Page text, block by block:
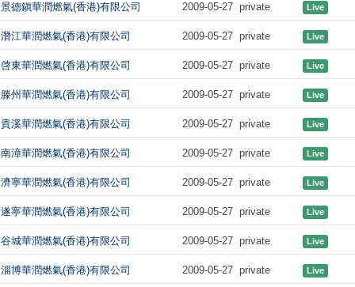
景德鎭華潤燃氣(香港)有限公司 2009-05-27 private Live
潛江華潤燃氣(香港)有限公司 2009-05-27 private Live
啓東華潤燃氣(香港)有限公司 2009-05-27 private Live
滕州華潤燃氣(香港)有限公司 2009-05-27 private Live
貴溪華潤燃氣(香港)有限公司 2009-05-27 private Live
南漳華潤燃氣(香港)有限公司 2009-05-27 private Live
濟寧華潤燃氣(香港)有限公司 2009-05-27 private Live
遂寧華潤燃氣(香港)有限公司 2009-05-27 private Live
谷城華潤燃氣(香港)有限公司 2009-05-27 private Live
淄博華潤燃氣(香港)有限公司 2009-05-27 private Live